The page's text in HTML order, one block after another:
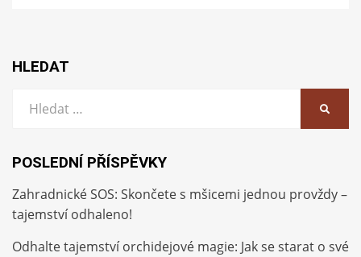
HLEDAT
POSLEDNÍ PŘÍSPĚVKY
Zahradnické SOS: Skončete s mšicemi jednou provždy –
tajemství odhaleno!
Odhalte tajemství orchidejové magie: Jak se starat o své